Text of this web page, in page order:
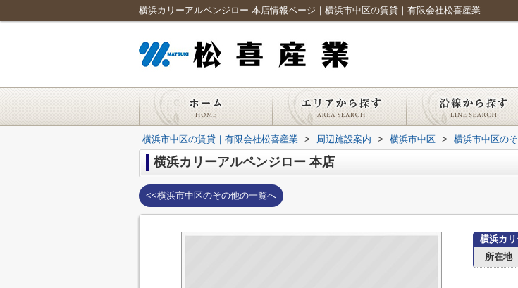
横浜カリーアルペンジロー 本店情報ページ｜横浜市中区の賃貸｜有限会社松喜産業
横浜市中区の賃貸｜有限会社松喜産業 > 周辺施設案内 > 横浜市中区 > 横浜市中区の
横浜カリーアルペンジロー 本店
<<横浜市中区のその他の一覧へ
横浜カ
所在地